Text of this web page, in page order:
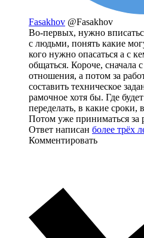
Fasakhov @Fasakhov
Во-первых, нужно
с людьми, понять какие
кого нужно опасаться а с
общаться. Короче, сначала
отношения, а потом за
составить техническое
рамочное хотя бы. Где
переделать, в какие сроки,
Потом уже приниматься за
Ответ написан более трёх
Комментировать